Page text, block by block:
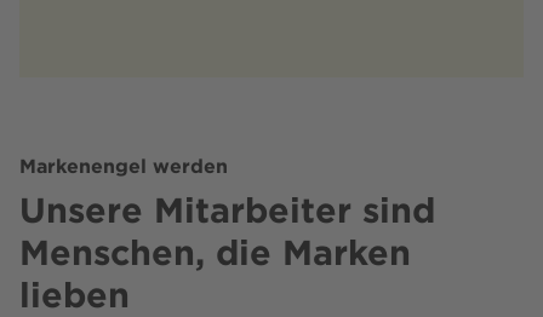
Markenengel werden
Unsere Mitarbeiter sind
Menschen, die Marken
lieben